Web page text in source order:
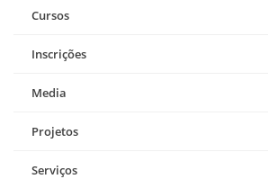
Cursos
Inscrições
Media
Projetos
Serviços